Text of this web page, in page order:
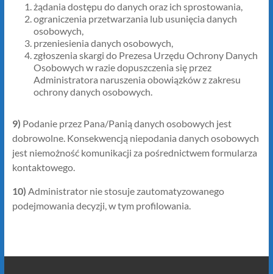
żądania dostępu do danych oraz ich sprostowania,
ograniczenia przetwarzania lub usunięcia danych
osobowych,
przeniesienia danych osobowych,
zgłoszenia skargi do Prezesa Urzędu Ochrony Danych
Osobowych w razie dopuszczenia się przez
Administratora naruszenia obowiązków z zakresu
ochrony danych osobowych.
9) Podanie przez Pana/Panią danych osobowych jest
dobrowolne. Konsekwencją niepodania danych osobowych
jest niemożność komunikacji za pośrednictwem formularza
kontaktowego.
10) Administrator nie stosuje zautomatyzowanego
podejmowania decyzji, w tym profilowania.